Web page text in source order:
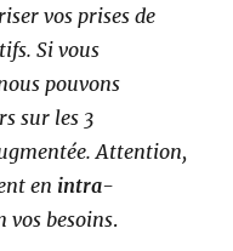
vos prises de
Si vous
pouvons
sur les 3
Attention,
en intra-
vos besoins.